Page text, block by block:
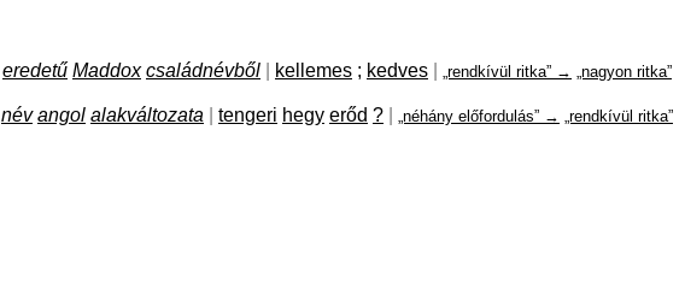
eredetű Maddox családnévből kellemes ; kedves „rendkívül ritka” → „nagyon ritka”
név angol alakváltozata tengeri hegy erőd ? „néhány előfordulás” → „rendkívül ritka”